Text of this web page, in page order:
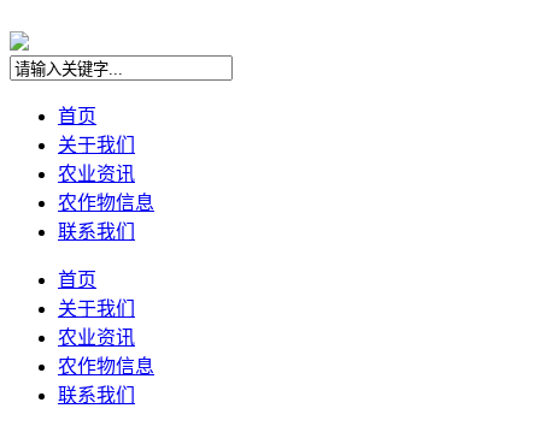
首页
关于我们
农业资讯
农作物信息
联系我们
首页
关于我们
农业资讯
农作物信息
联系我们